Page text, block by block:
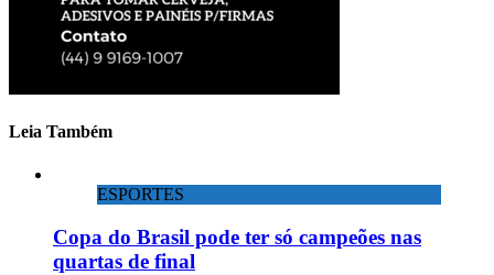
Leia Também
ESPORTES
Copa do Brasil pode ter só campeões nas
quartas de final